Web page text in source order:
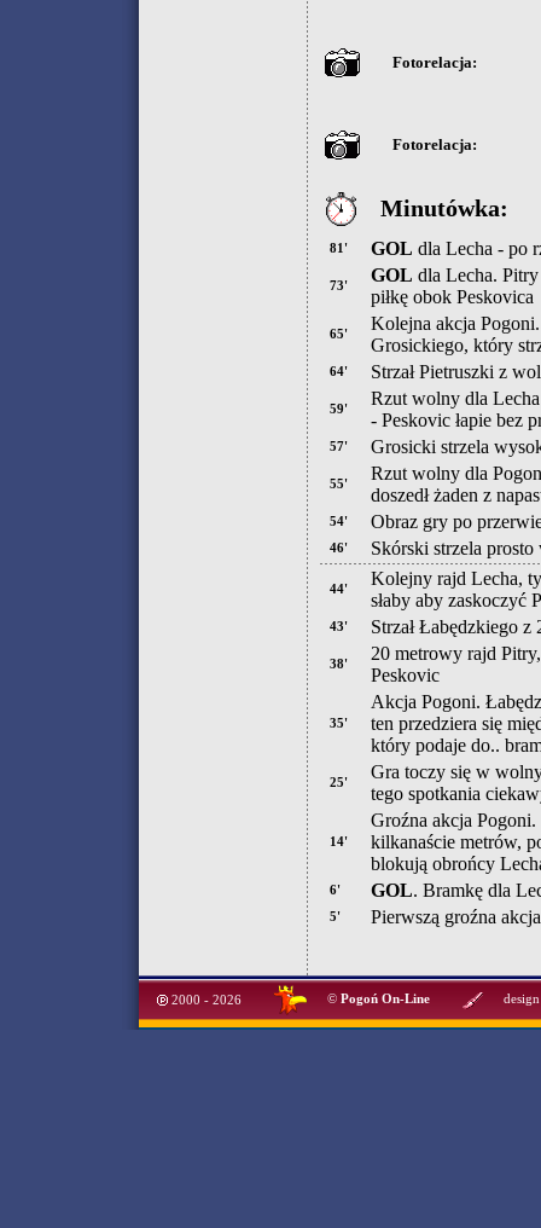
Fotorelacja:
Fotorelacja:
Minutówka:
81' GOL dla Lecha - po
73'
GOL dla Lecha. Pitry
piłkę obok Peskovica
65'
Kolejna akcja
Grosickiego, który
64' Strzał Pietruszki z
59'
Rzut wolny dla
- Peskovic łapie bez
57' Grosicki strzela
55'
Rzut wolny dla
doszedł żaden z
54' Obraz gry po
46' Skórski strzela prosto
44'
Kolejny rajd Lecha,
słaby aby zaskoczyć
43' Strzał Łabędzkiego
38'
20 metrowy rajd
Peskovic
35'
Akcja Pogoni.
ten przedziera się
który podaje do..
25'
Gra toczy się w
tego spotkania
14'
Groźna akcja
kilkanaście metrów,
blokują obrońcy
6' GOL. Bramkę dla
5' Pierwszą groźna
2000 - 2026 © Pogoń On-Line